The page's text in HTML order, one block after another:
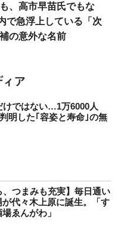
、高市早苗氏でもな
で急浮上している「次
の意外な名前
けではない…1万6000人
明した｢容姿と寿命｣の無
、つまみも充実】毎日通い
代々木上原に誕生。「す
ゑんがわ」